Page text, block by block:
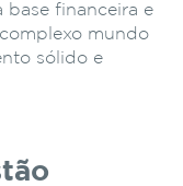
base financeira e
mundo
sólido e